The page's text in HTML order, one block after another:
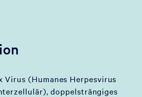
Virus (Humanes Herpesvirus
doppelsträngiges